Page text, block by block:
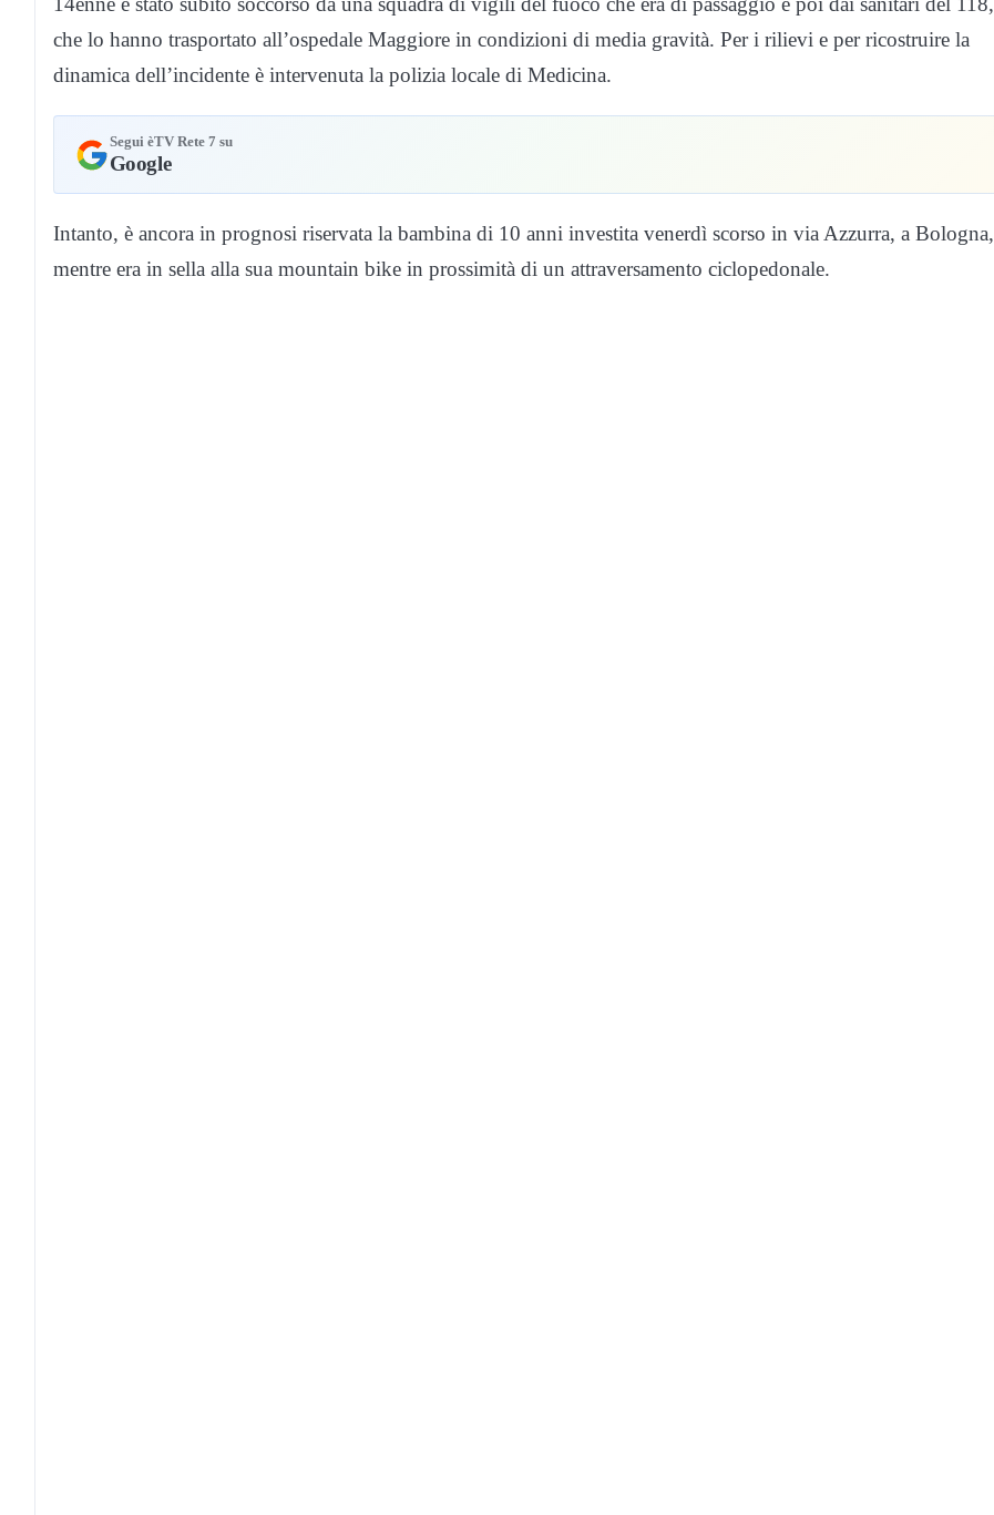
che lo hanno trasportato all’ospedale Maggiore in condizioni di media gravità. Per i rilievi e per ricostruire la
dinamica dell’incidente è intervenuta la polizia locale di Medicina.
Segui èTV Rete 7 su
Google
Intanto, è ancora in prognosi riservata la bambina di 10 anni investita venerdì scorso in via Azzurra, a Bologna,
mentre era in sella alla sua mountain bike in prossimità di un attraversamento ciclopedonale.